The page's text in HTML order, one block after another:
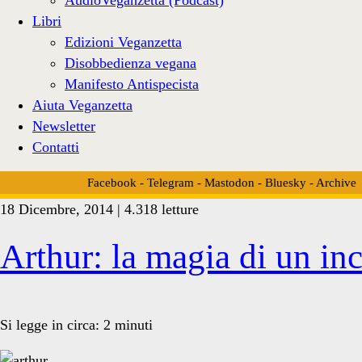
Libri
Edizioni Veganzetta
Disobbedienza vegana
Manifesto Antispecista
Aiuta Veganzetta
Newsletter
Contatti
Facebook - Telegram - Mastodon - Bluesky- Archive
Tag:
18 Dicembre, 2014 | 4.318 letture
Arthur: la magia di un
Si legge in circa: 2 minuti